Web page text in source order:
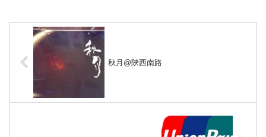
秋月@陝西南路